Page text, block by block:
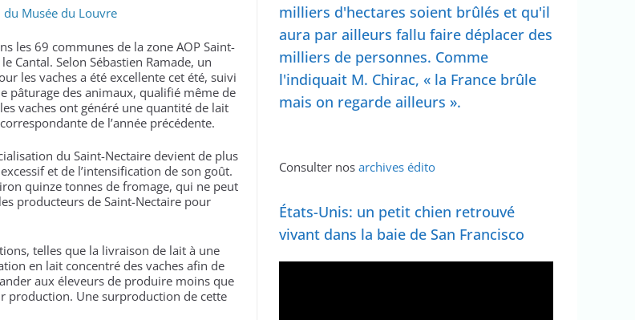
Musée du Louvre
les 69 communes de la zone AOP Saint-
Cantal. Selon Sébastien Ramade, un
les vaches a été excellente cet été, suivi
pâturage des animaux, qualifié même de
vaches ont généré une quantité de lait
de l’année précédente.
du Saint-Nectaire devient de plus
et de l’intensification de son goût.
quinze tonnes de fromage, qui ne peut
producteurs de Saint-Nectaire pour
telles que la livraison de lait à une
en lait concentré des vaches afin de
aux éleveurs de produire moins que
production. Une surproduction de cette
milliers d'hectares soient brûlés et qu'il
aura par ailleurs fallu faire déplacer des
milliers de personnes. Comme
l'indiquait M. Chirac, « la France brûle
mais on regarde ailleurs ».
Consulter nos archives édito
États-Unis: un petit chien retrouvé
vivant dans la baie de San Francisco